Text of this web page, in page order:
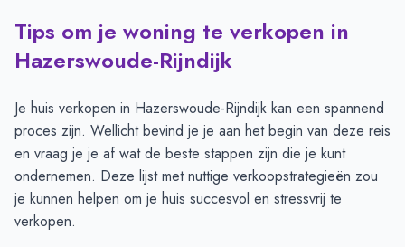
Tips om je woning te verkopen in
Hazerswoude-Rijndijk
Je huis verkopen in Hazerswoude-Rijndijk kan een spannend
proces zijn. Wellicht bevind je je aan het begin van deze reis
en vraag je je af wat de beste stappen zijn die je kunt
ondernemen. Deze lijst met nuttige verkoopstrategieën zou
je kunnen helpen om je huis succesvol en stressvrij te
verkopen.